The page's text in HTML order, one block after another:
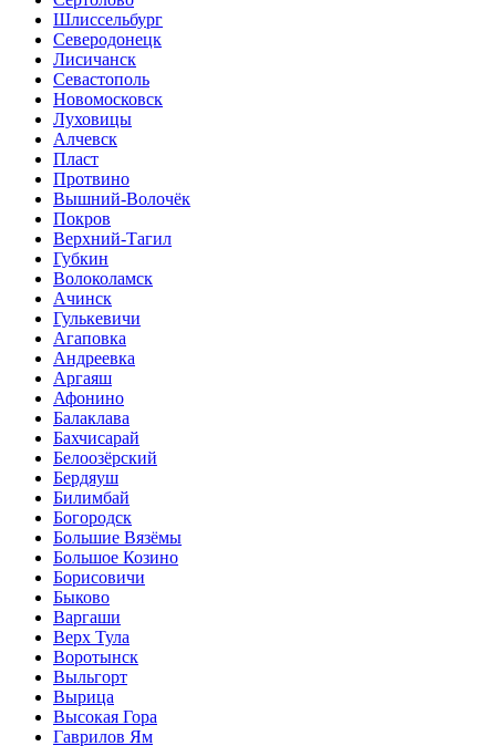
Шлиссельбург
Северодонецк
Лисичанск
Севастополь
Новомосковск
Луховицы
Алчевск
Пласт
Протвино
Вышний-Волочёк
Покров
Верхний-Тагил
Губкин
Волоколамск
Ачинск
Гулькевичи
Агаповка
Андреевка
Аргаяш
Афонино
Балаклава
Бахчисарай
Белоозёрский
Бердяуш
Билимбай
Богородск
Большие Вязёмы
Большое Козино
Борисовичи
Быково
Варгаши
Верх Тула
Воротынск
Выльгорт
Вырица
Высокая Гора
Гаврилов Ям